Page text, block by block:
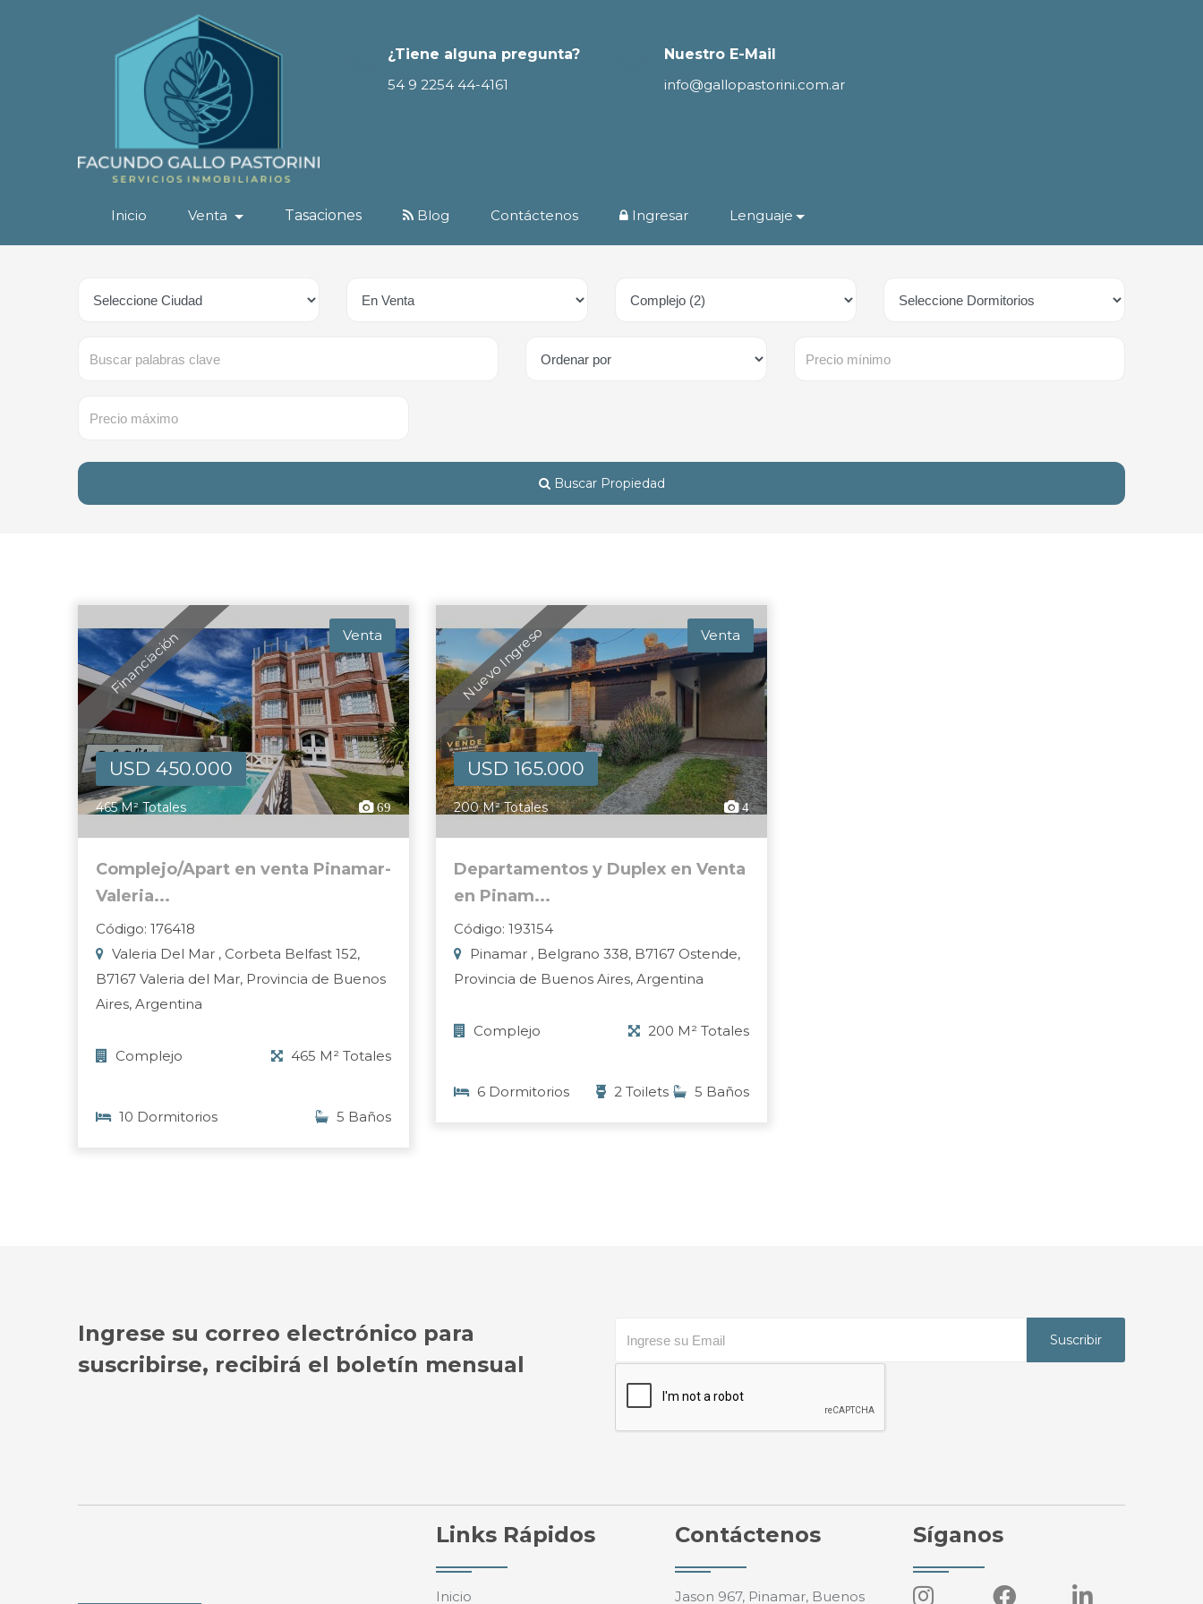
¿Tiene alguna pregunta?
54 9 2254 44-4161
Nuestro E-Mail
info@gallopastorini.com.ar
Inicio Venta Tasaciones Blog Contáctenos Ingresar Lenguaje
Buscar Propiedad
Financiación Venta
USD 450.000
465 M² Totales 69
Complejo/Apart en venta Pinamar-
Valeria...
Código: 176418
Valeria Del Mar , Corbeta Belfast 152,
B7167 Valeria del Mar, Provincia de Buenos
Aires, Argentina
Complejo 465 M² Totales
10 Dormitorios 5 Baños
Nuevo Ingreso Venta
USD 165.000
200 M² Totales 4
Departamentos y Duplex en Venta
en Pinam...
Código: 193154
Pinamar , Belgrano 338, B7167 Ostende,
Provincia de Buenos Aires, Argentina
Complejo 200 M² Totales
6 Dormitorios 5 Baños
2 Toilets
Ingrese su correo electrónico para
suscribirse, recibirá el boletín mensual
Suscribir
Links Rápidos
Inicio
Contáctenos
Jason 967, Pinamar, Buenos
Síganos